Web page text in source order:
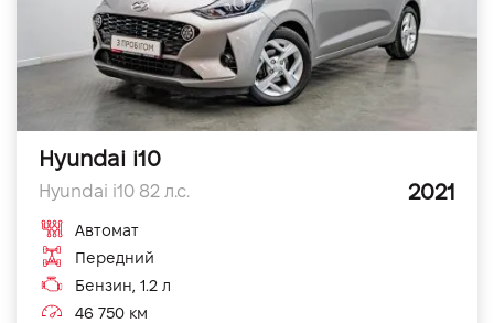
Hyundai i10
Hyundai i10 82 л.с. 2021
Автомат
Передний
Бензин, 1.2 л
46 750 км